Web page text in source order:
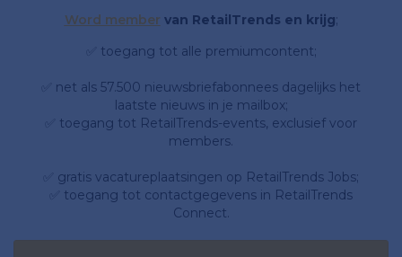
Word member van RetailTrends en krijg;
✅ toegang tot alle premiumcontent;
✅ net als 57.500 nieuwsbriefabonnees dagelijks het
laatste nieuws in je mailbox;
✅ toegang tot RetailTrends-events, exclusief voor
members.
✅ gratis vacatureplaatsingen op RetailTrends Jobs;
✅ toegang tot contactgegevens in RetailTrends
Connect.